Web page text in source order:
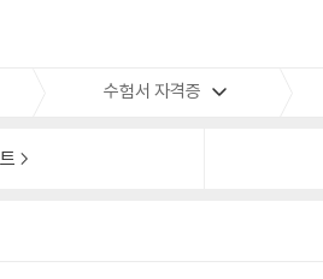
수험서 자격증